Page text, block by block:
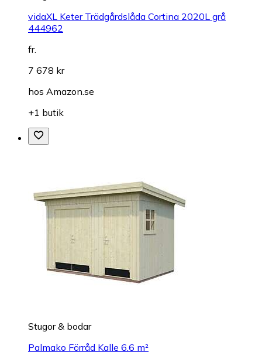
vidaXL Keter Trädgårdslåda Cortina 2020L grå
444962
fr.
7 678 kr
hos Amazon.se
+1 butik
Stugor & bodar
Palmako Förråd Kalle 6.6 m²